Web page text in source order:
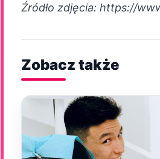
Źródło zdjęcia: https://
Zobacz także